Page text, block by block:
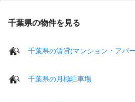
千葉県の物件を見る
千葉県の賃貸(マンション・アパ
千葉県の月極駐車場